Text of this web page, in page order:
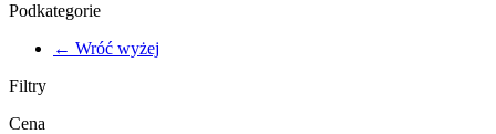
Podkategorie
← Wróć wyżej
Filtry
Cena